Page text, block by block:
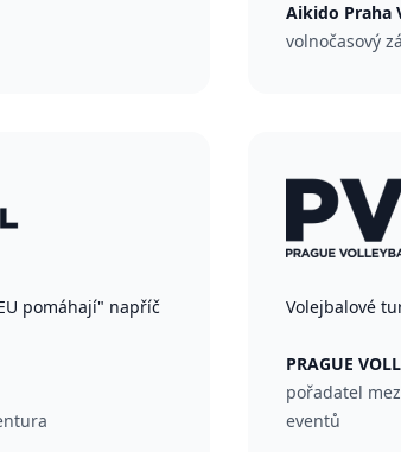
Aikido Praha
volnočasový
pomáhají" napříč
Volejbalové
PRAGUE
pořadatel
eventů